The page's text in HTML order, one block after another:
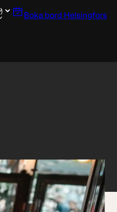
Boka bord Helsingfors